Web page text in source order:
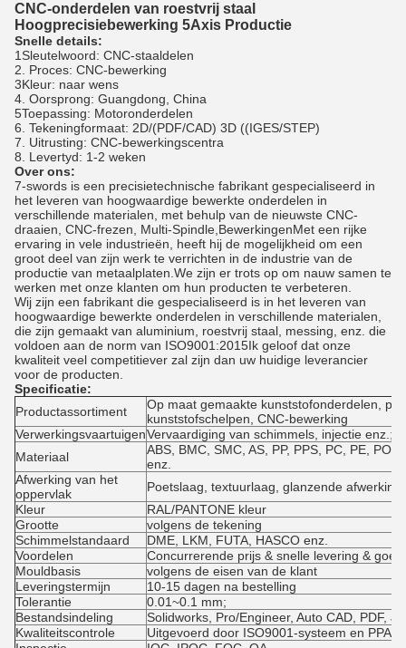
CNC-onderdelen van roestvrij staal
Hoogprecisiebewerking 5Axis Productie
Snelle details:
1Sleutelwoord: CNC-staaldelen
2. Proces: CNC-bewerking
3Kleur: naar wens
4. Oorsprong: Guangdong, China
5Toepassing: Motoronderdelen
6. Tekeningformaat: 2D/(PDF/CAD) 3D ((IGES/STEP)
7. Uitrusting: CNC-bewerkingscentra
8. Levertyd: 1-2 weken
Over ons:
7-swords is een precisietechnische fabrikant gespecialiseerd in
het leveren van hoogwaardige bewerkte onderdelen in
verschillende materialen, met behulp van de nieuwste CNC-
draaien, CNC-frezen, Multi-Spindle,BewerkingenMet een rijke
ervaring in vele industrieën, heeft hij de mogelijkheid om een
groot deel van zijn werk te verrichten in de industrie van de
productie van metaalplaten.We zijn er trots op om nauw samen te
werken met onze klanten om hun producten te verbeteren.
Wij zijn een fabrikant die gespecialiseerd is in het leveren van
hoogwaardige bewerkte onderdelen in verschillende materialen,
die zijn gemaakt van aluminium, roestvrij staal, messing, enz. die
voldoen aan de norm van ISO9001:2015Ik geloof dat onze
kwaliteit veel competitiever zal zijn dan uw huidige leverancier
voor de producten.
Specificatie:
Productassortiment
Op maat gemaakte kunststofonderdelen,
kunststofschelpen, CNC-bewerking
VerwerkingsvaartuigenVervaardiging van schimmels, injectie enz.;
Materiaal
ABS, BMC, SMC, AS, PP, PPS, PC, PE,
enz.
Afwerking van het
oppervlak
Poetslaag, textuurlaag, glanzende
Kleur
RAL/PANTONE kleur
Grootte
volgens de tekening
Schimmelstandaard
DME, LKM, FUTA, HASCO enz.
Voordelen
Concurrerende prijs & snelle levering &
Mouldbasis
volgens de eisen van de klant
Leveringstermijn
10-15 dagen na bestelling
Tolerantie
0.01~0.1 mm;
Bestandsindeling
Solidworks, Pro/Engineer, Auto CAD, PDF,
Kwaliteitscontrole
Uitgevoerd door ISO9001-systeem en